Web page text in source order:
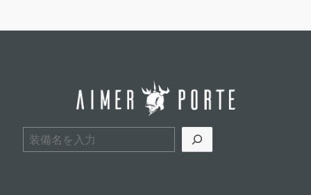
検索